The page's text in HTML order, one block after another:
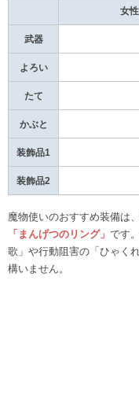
女性
武器
よろい
たて
かぶと
装飾品1
装飾品2
魔物使いのおすすめ装備は
「まんげつのリング」 です
歌」や行動阻害の「ひゃく
構いません。